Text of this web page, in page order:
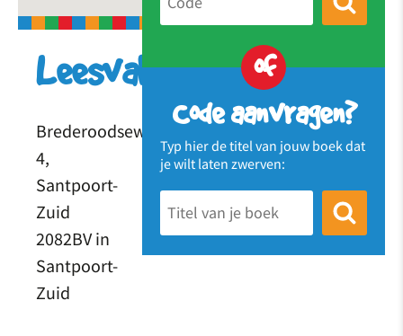
of
Code aanvragen?
Typ hier de titel van jouw boek dat
je wilt laten zwerven:
Leesvaker
Brederoodseweg
4,
Santpoort-
Zuid
2082BV in
Santpoort-
Zuid